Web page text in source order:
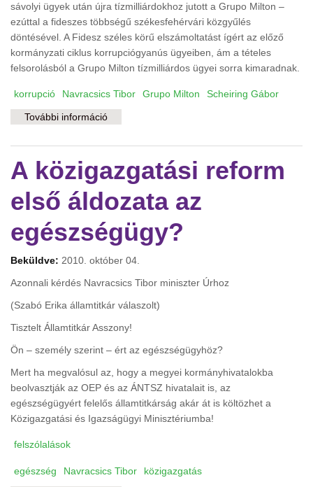
sávolyi ügyek után újra tízmilliárdokhoz jutott a Grupo Milton –
ezúttal a fideszes többségű székesfehérvári közgyűlés
döntésével. A Fidesz széles körű elszámoltatást ígért az előző
kormányzati ciklus korrupciógyanús ügyeiben, ám a tételes
felsorolásból a Grupo Milton tízmilliárdos ügyei sorra kimaradnak.
korrupció Navracsics Tibor Grupo Milton Scheiring Gábor
További információ
A közigazgatási reform
első áldozata az
egészségügy?
Beküldve: 2010. október 04.
Azonnali kérdés Navracsics Tibor miniszter Úrhoz
(Szabó Erika államtitkár válaszolt)
Tisztelt Államtitkár Asszony!
Ön – személy szerint – ért az egészségügyhöz?
Mert ha megvalósul az, hogy a megyei kormányhivatalokba
beolvasztják az OEP és az ÁNTSZ hivatalait is, az
egészségügyért felelős államtitkárság akár át is költözhet a
Közigazgatási és Igazságügyi Minisztériumba!
felszólalások
egészség Navracsics Tibor közigazgatás